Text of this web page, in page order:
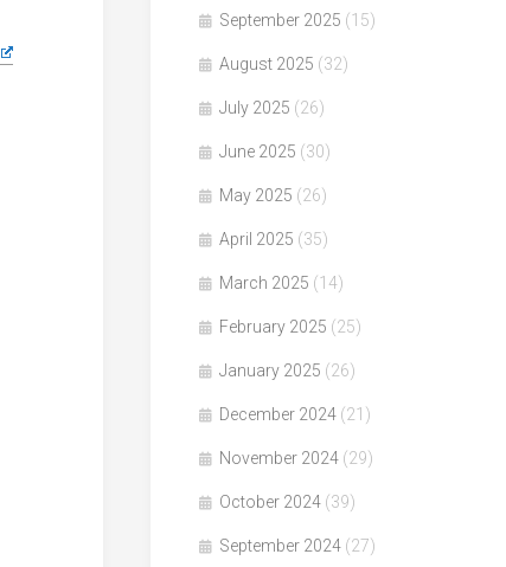
September 2025 (15)
August 2025 (32)
July 2025 (26)
June 2025 (30)
May 2025 (26)
April 2025 (35)
March 2025 (14)
February 2025 (25)
January 2025 (26)
December 2024 (21)
November 2024 (29)
October 2024 (39)
September 2024 (27)